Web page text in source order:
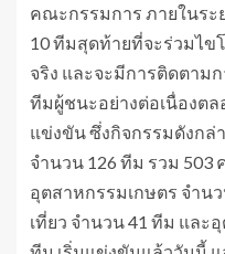
คณะกรรมการ ภายในระ
10 ทีมสุดท้ายที่จะร่วมไข
จริง และจะมีการติดตาม
ทีมผู้ชนะอย่างต่อเนื่องตล
แข่งขัน ซึ่งกิจกรรมดังกล่
จำนวน 126 ทีม รวม 503
อุตสาหกรรมเกษตร จำน
เที่ยว จำนวน 41 ทีม และ